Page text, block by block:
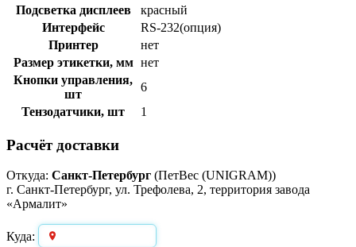
Подсветка дисплеев
красный
Интерфейс
RS-232(опция)
Принтер
нет
Размер этикетки, мм нет
Кнопки управления,
шт
6
Тензодатчики, шт
1
Расчёт доставки
Откуда: Санкт-Петербург (ПетВес (UNIGRAM))
г. Санкт-Петербург, ул. Трефолева, 2, территория завода
«Армалит»
Куда: